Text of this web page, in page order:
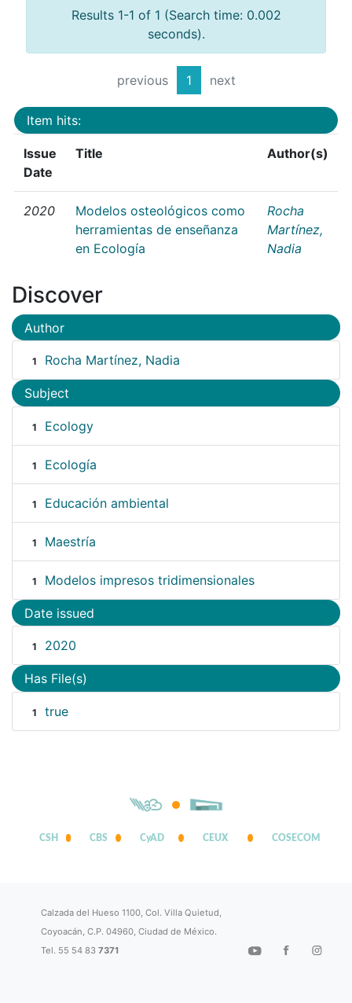
Results 1-1 of 1 (Search time: 0.002
seconds).
previous 1 next
Item hits:
Issue
Date
Title Author(s)
2020
Modelos osteológicos como
herramientas de enseñanza
en Ecología
Rocha
Martínez,
Nadia
Discover
Author
1 Rocha Martínez, Nadia
Subject
1 Ecology
1 Ecología
1 Educación ambiental
1 Maestría
1 Modelos impresos tridimensionales
Date issued
1 2020
Has File(s)
1 true
CSH CBS CyAD CEUX COSECOM
Calzada del Hueso 1100, Col. Villa Quietud,
Coyoacán, C.P. 04960, Ciudad de México.
Tel. 55 54 837371